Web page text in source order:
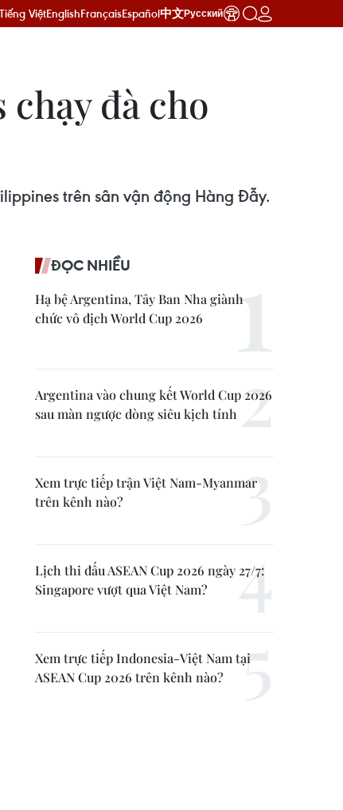
Tiếng ViệtEnglishFrançaisEspañol中文Русский
đà cho
trên sân vận động Hàng Đẫy.
ĐỌC NHIỀU
Hạ bệ Argentina, Tây Ban Nha giành
chức vô địch World Cup 2026
Argentina vào chung kết World Cup 2026
sau màn ngược dòng siêu kịch tính
Xem trực tiếp trận Việt Nam-Myanmar
trên kênh nào?
Lịch thi đấu ASEAN Cup 2026 ngày 27/7:
Singapore vượt qua Việt Nam?
Xem trực tiếp Indonesia-Việt Nam tại
ASEAN Cup 2026 trên kênh nào?